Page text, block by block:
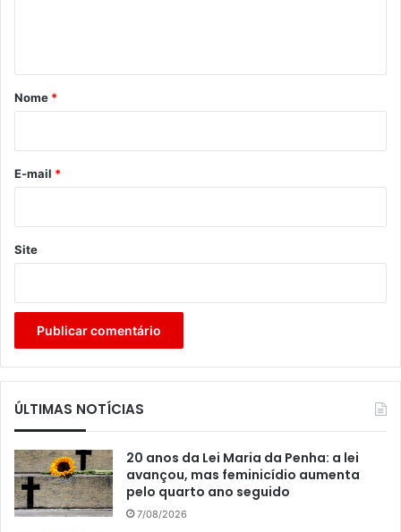
r
*
Nome *
E-mail *
Site
ÚLTIMAS NOTÍCIAS
20 anos da Lei Maria da Penha: a lei
avançou, mas feminicídio aumenta
pelo quarto ano seguido
7/08/2026